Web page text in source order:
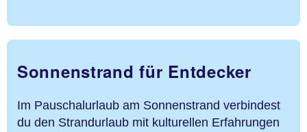
Sonnenstrand für Entdecker
Im Pauschalurlaub am Sonnenstrand verbindest
du den Strandurlaub mit kulturellen Erfahrungen